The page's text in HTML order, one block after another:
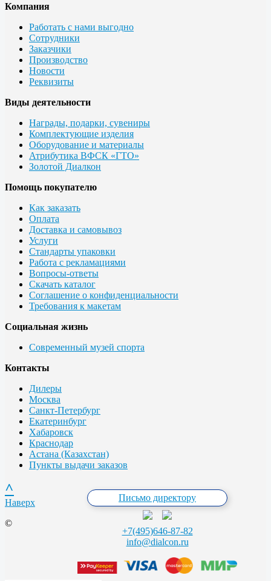
Компания
Работать с нами выгодно
Сотрудники
Заказчики
Производство
Новости
Реквизиты
Виды деятельности
Награды, подарки, сувениры
Комплектующие изделия
Оборудование и материалы
Атрибутика ВФСК «ГТО»
Золотой Диалкон
Помощь покупателю
Как заказать
Оплата
Доставка и самовывоз
Услуги
Стандарты упаковки
Работа с рекламациями
Вопросы-ответы
Скачать каталог
Соглашение о конфиденциальности
Требования к макетам
Социальная жизнь
Современный музей спорта
Контакты
Дилеры
Москва
Санкт-Петербург
Екатеринбург
Хабаровск
Краснодар
Астана (Казахстан)
Пункты выдачи заказов
Письмо директору
+7(495)646-87-82
info@dialcon.ru
^
Наверх
©